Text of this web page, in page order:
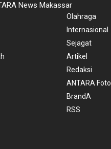
News Makassar
Olahraga
Internasional
Sejagat
Artikel
Redaksi
ANTARA Foto
BrandA
RSS